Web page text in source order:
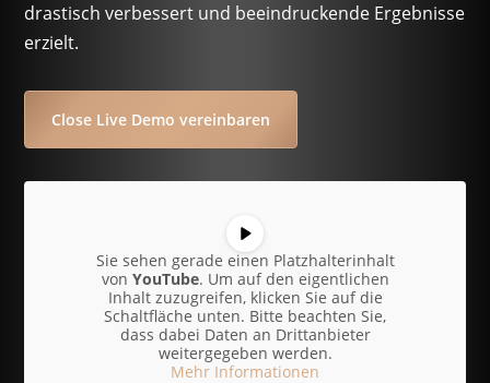
drastisch verbessert und beeindruckende Ergebnisse
erzielt.
Close Live Demo vereinbaren
Sie sehen gerade einen Platzhalterinhalt
von YouTube. Um auf den eigentlichen
Inhalt zuzugreifen, klicken Sie auf die
Schaltfläche unten. Bitte beachten Sie,
dass dabei Daten an Drittanbieter
weitergegeben werden.
Mehr Informationen